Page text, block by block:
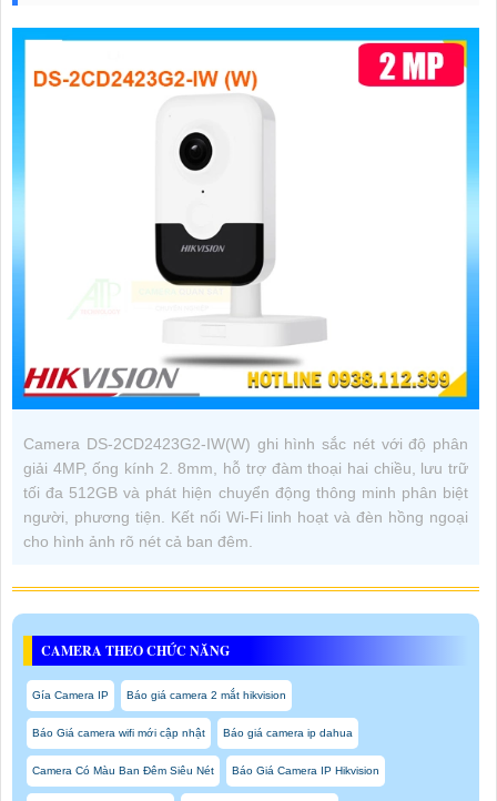
Camera DS-2CD2423G2-IW(W) ghi hình sắc nét với độ phân
giải 4MP, ống kính 2. 8mm, hỗ trợ đàm thoại hai chiều, lưu trữ
tối đa 512GB và phát hiện chuyển động thông minh phân biệt
người, phương tiện. Kết nối Wi-Fi linh hoạt và đèn hồng ngoại
cho hình ảnh rõ nét cả ban đêm.
CAMERA THEO CHỨC NĂNG
Gía Camera IP Báo giá camera 2 mắt hikvision
Báo Giá camera wifi mới cập nhật Báo giá camera ip dahua
Camera Có Màu Ban Đêm Siêu Nét Báo Giá Camera IP Hikvision